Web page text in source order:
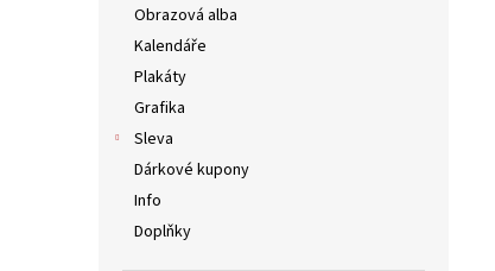
Obrazová alba
Kalendáře
Plakáty
Grafika
Sleva
Dárkové kupony
Info
Doplňky